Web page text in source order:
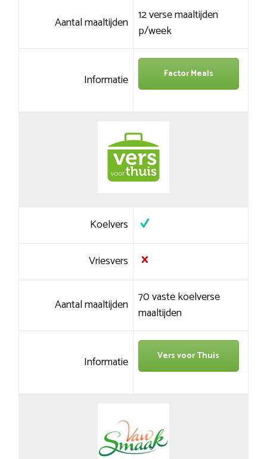
Aantal maaltijden 12 verse maaltijden
p/week
Informatie Factor Meals
Koelvers
Vriesvers
Aantal maaltijden 70 vaste koelverse
maaltijden
Informatie Vers voor Thuis